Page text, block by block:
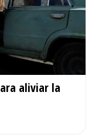
aliviar la